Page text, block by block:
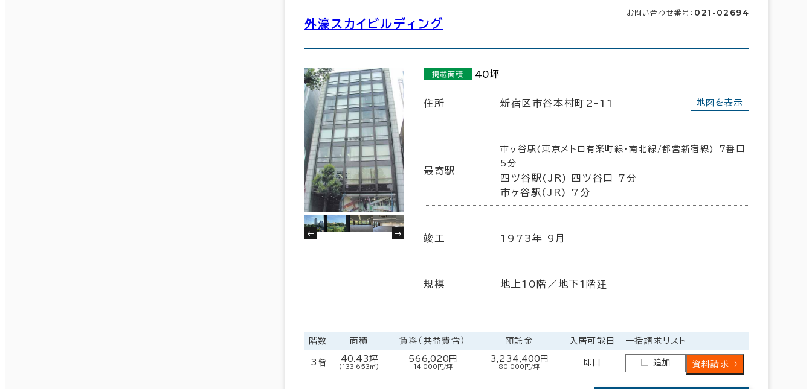
外濠スカイビルディング
お問い合わせ番号： 021-02694
掲載面積 40坪
住所 新宿区市谷本村町2-11 地図を表示
最寄駅
市ヶ谷駅(東京メトロ有楽町線･南北線/都営新宿線) 7番口
5分
四ツ谷駅(JR) 四ツ谷口 7分
市ヶ谷駅(JR) 7分
竣工 1973年 9月
規模 地上10階／地下1階建
階数 面積 賃料（共益費含） 預託金 入居可能日 一括請求リスト
3階 40.43坪
（133.653㎡）
566,020円
14,000円/坪
3,234,400円
80,000円/坪 即日 追加 資料請求